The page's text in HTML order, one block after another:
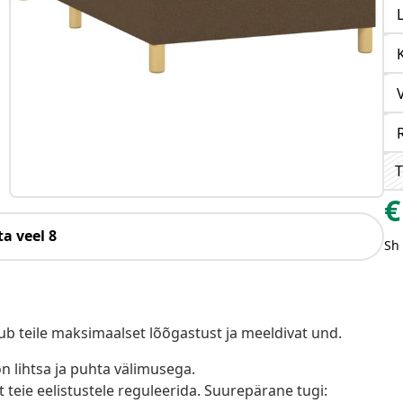
veel 8
teile maksimaalset lõõgastust ja meeldivat und.
lihtsa ja puhta välimusega.
eelistustele reguleerida. Suurepärane tugi:
€
Sh